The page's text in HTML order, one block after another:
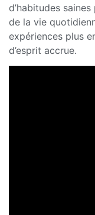
d’habitudes
de la vie
expériences plus
d’esprit accrue.